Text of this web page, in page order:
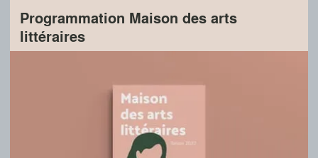
Programmation Maison des arts
littéraires